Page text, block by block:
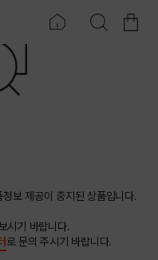
보 제공이 중지된 상품입니다.
시기 바랍니다.
로 문의 주시기 바랍니다.